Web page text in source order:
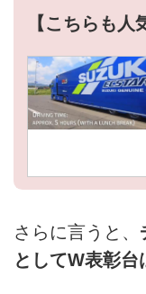
【こちらも人
さらに言うと、
としてW表彰台